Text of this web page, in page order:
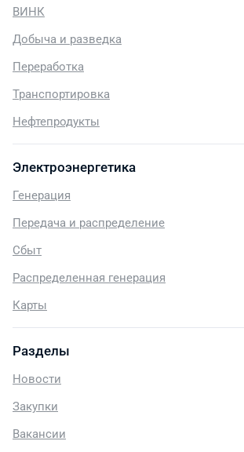
ВИНК
Добыча и разведка
Переработка
Транспортировка
Нефтепродукты
Электроэнергетика
Генерация
Передача и распределение
Сбыт
Распределенная генерация
Карты
Разделы
Новости
Закупки
Вакансии